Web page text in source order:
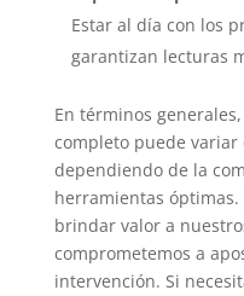
Estar al día con los
garantizan lecturas
En términos
completo puede variar
dependiendo de la
herramientas óptimas.
brindar valor a
comprometemos a
intervención. Si